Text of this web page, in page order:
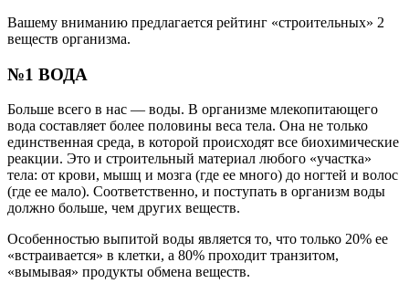
Вашему вниманию предлагается рейтинг «строительных» 2
веществ организма.
№1 ВОДА
Больше всего в нас — воды. В организме млекопитающего
вода составляет более половины веса тела. Она не только
единственная среда, в которой происходят все биохимические
реакции. Это и строительный материал любого «участка»
тела: от крови, мышц и мозга (где ее много) до ногтей и волос
(где ее мало). Соответственно, и поступать в организм воды
должно больше, чем других веществ.
Особенностью выпитой воды является то, что только 20% ее
«встраивается» в клетки, а 80% проходит транзитом,
«вымывая» продукты обмена веществ.